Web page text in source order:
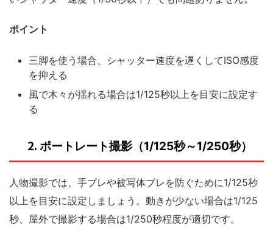
ポイント
三脚を使う場合、シャッター速度を遅くしてISO感度
を抑える
風で木々が揺れる場合は1/125秒以上を目安に設定す
る
2. ポートレート撮影（1/125秒～1/250秒）
人物撮影では、手ブレや被写体ブレを防ぐために1/125秒
以上を目安に設定しましょう。動きが少ない場合は1/125
秒、屋外で撮影する場合は1/250秒程度が適切です。